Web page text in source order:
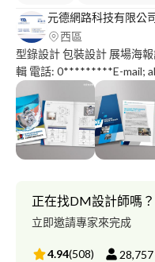
元德網路科技有限公
西區
型錄設計 包裝設計 展場海
輯 電話: 0*********E-mail;
正在找DM設計師嗎？
立即邀請專家來完成
4.94(508) 28,757